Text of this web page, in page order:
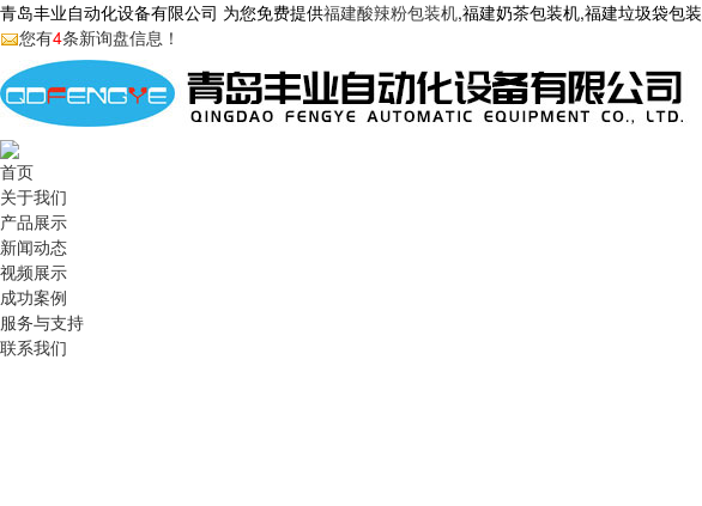
青岛丰业自动化设备有限公司 为您免费提供福建酸辣粉包装机,福建奶茶包装机,福建垃圾袋包
您有4条新询盘信息！
首页
关于我们
产品展示
新闻动态
视频展示
成功案例
服务与支持
联系我们